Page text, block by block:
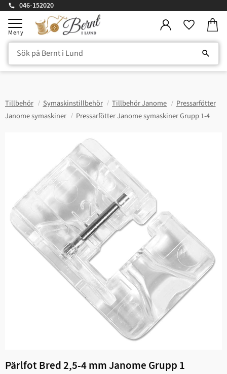
Meny
046-152020
Tillbehör Symaskinstillbehör Tillbehör Janome
Pressarfötter
Janome symaskiner
Pressarfötter Janome symaskiner Grupp 1-4
Pärlfot Bred 2,5-4 mm Janome Grupp 1